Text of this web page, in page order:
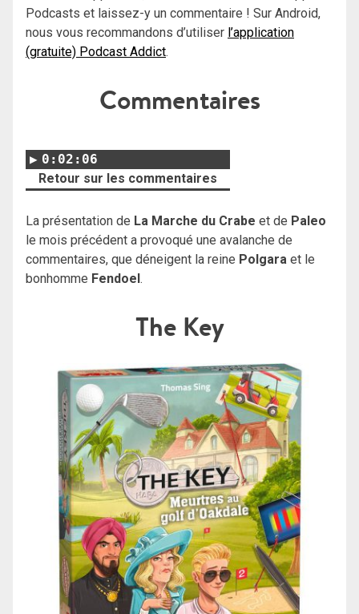
Podcasts et laissez-y un commentaire ! Sur Android,
nous vous recommandons d’utiliser l’application
(gratuite) Podcast Addict.
Commentaires
0:02:06
Retour sur les commentaires
La présentation de La Marche du Crabe et de Paleo
le mois précédent a provoqué une avalanche de
commentaires, que déneigent la reine Polgara et le
bonhomme Fendoel.
The Key